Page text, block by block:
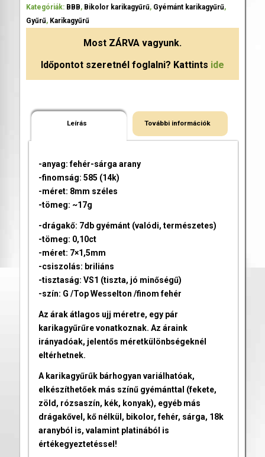
Kategóriák: BBB, Bikolor karikagyűrű, Gyémánt karikagyűrű,
Gyűrű, Karikagyűrű
Most ZÁRVAvagyunk.
Időpontot szeretnél foglalni? Kattints ide
Leírás További információk
-anyag: fehér-sárga arany
-finomság: 585 (14k)
-méret: 8mm széles
-tömeg: ~17g
-drágakő: 7db gyémánt (valódi, természetes)
-tömeg: 0,10ct
-méret: 7×1,5mm
-csiszolás: briliáns
-tisztaság: VS1 (tiszta, jó minőségű)
-szín: G /Top Wesselton /finom fehér
Az árak átlagos ujj méretre, egy pár
karikagyűrűre vonatkoznak. Az áraink
irányadóak, jelentős méretkülönbségeknél
eltérhetnek.
A karikagyűrűk bárhogyan variálhatóak,
elkészíthetőek más színű gyémánttal (fekete,
zöld, rózsaszín, kék, konyak), egyéb más
drágakővel, kő nélkül, bikolor, fehér, sárga, 18k
aranyból is, valamint platinából is
értékegyeztetéssel!